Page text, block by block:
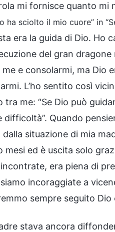
mi fornisce quanto mi
ha sciolto il mio cuore” in
era la guida di Dio. Ho
del gran
e consolarmi, ma Dio
L’ho sentito così
me: “Se Dio può
Quando
situazione di mia
ed è uscita solo
era piena di
incoraggiate a
sempre seguito
stava ancora